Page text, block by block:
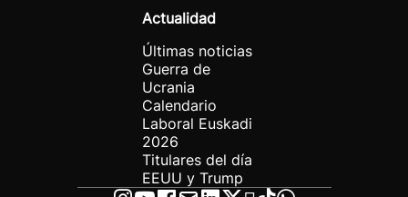
Actualidad
Últimas noticias
Guerra de
Ucrania
Calendario
Laboral Euskadi
2026
Titulares del día
EEUU y Trump